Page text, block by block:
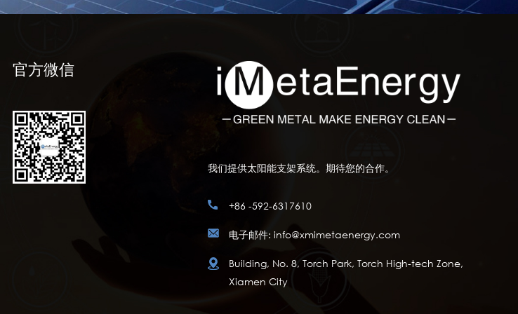
官方微信
我们提供太阳能支架系统。期待您的合作。
+86 -592-6317610
电子邮件: info@xmimetaenergy.com
Building, No. 8, Torch Park, Torch High-tech Zone,
Xiamen City